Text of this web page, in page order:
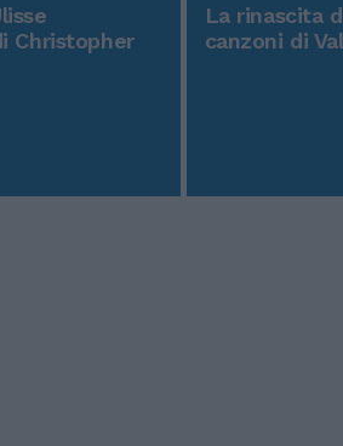
Christopher
La rinascita
canzoni di